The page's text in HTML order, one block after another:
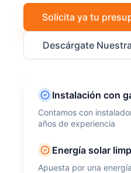
Solicita ya tu
Descárgate
Instalación con
Contamos con
años de experiencia
Energía solar
Apuesta por una